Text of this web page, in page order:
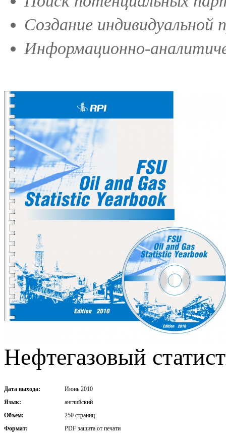
Создание индивидуальной
Информационно-
Нефтегазовый
Дата выхода:
Июнь 2010
Язык:
английский
Объем:
250 страниц
Формат:
PDF защита от печати